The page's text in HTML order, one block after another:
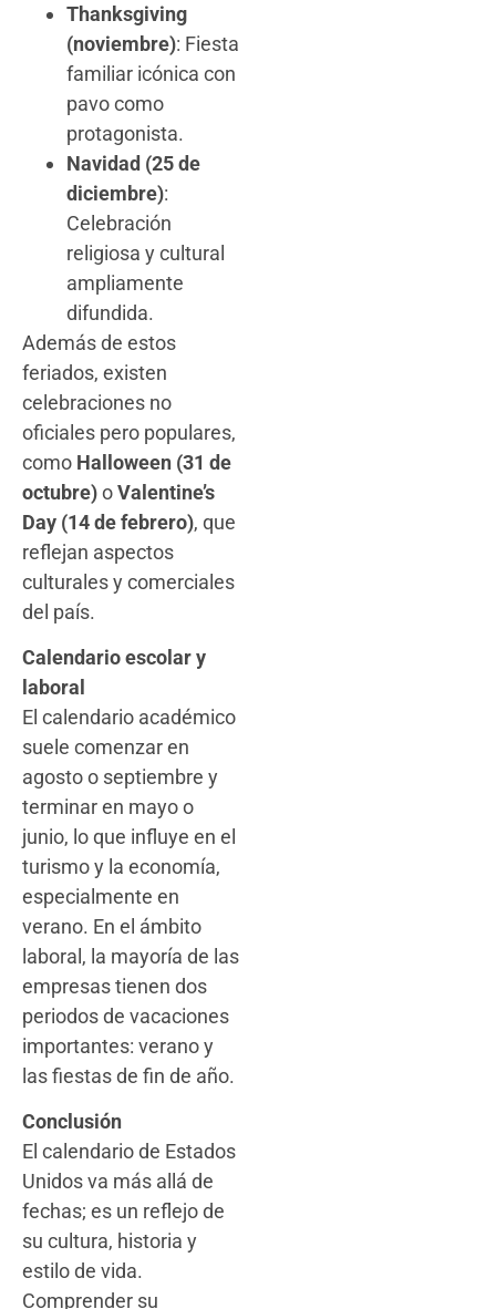
Thanksgiving
(noviembre): Fiesta
familiar icónica con
pavo como
protagonista.
Navidad (25 de
diciembre):
Celebración
religiosa y cultural
ampliamente
difundida.
Además de estos
feriados, existen
celebraciones no
oficiales pero populares,
como Halloween (31 de
octubre)oValentine’s
Day (14 de febrero), que
reflejan aspectos
culturales y comerciales
del país.
Calendario escolar y
laboral
El calendario académico
suele comenzar en
agosto o septiembre y
terminar en mayo o
junio, lo que influye en el
turismo y la economía,
especialmente en
verano. En el ámbito
laboral, la mayoría de las
empresas tienen dos
periodos de vacaciones
importantes: verano y
las fiestas de fin de año.
Conclusión
El calendario de Estados
Unidos va más allá de
fechas; es un reflejo de
su cultura, historia y
estilo de vida.
Comprender su